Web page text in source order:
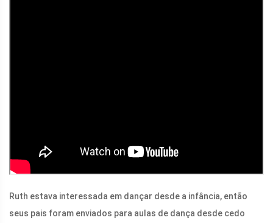
Ruth estava interessada em dançar desde a infância, então
seus pais foram enviados para aulas de dança desde cedo